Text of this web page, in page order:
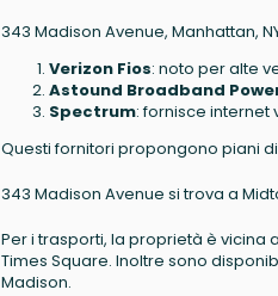
343 Madison Avenue, Manhattan,
Verizon Fios: noto per alte
Astound Broadband
Spectrum: fornisce internet
Questi fornitori propongono piani
343 Madison Avenue si trova a
Per i trasporti, la proprietà è vicina
Times Square. Inoltre sono
Madison.